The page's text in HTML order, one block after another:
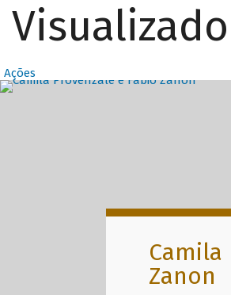
Ações
Camila
Zanon